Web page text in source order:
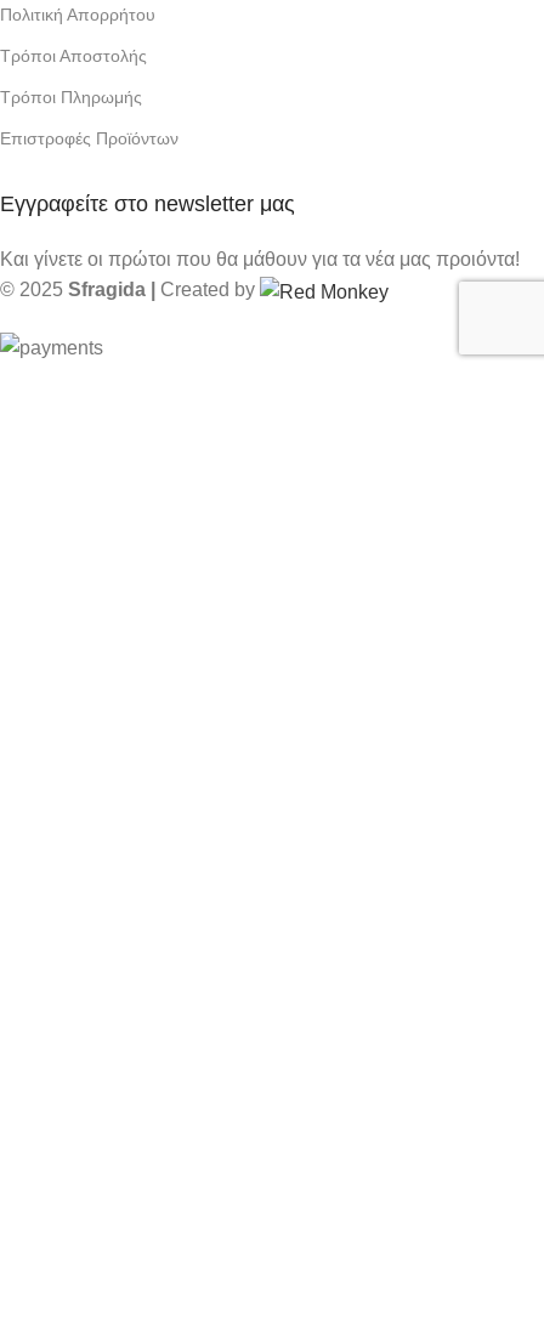
Πολιτική Απορρήτου
Τρόποι Αποστολής
Τρόποι Πληρωμής
Επιστροφές Προϊόντων
Εγγραφείτε στο newsletter μας
Και γίνετε οι πρώτοι που θα μάθουν για τα νέα μας προιόντα!
© 2025 Sfragida | Created by